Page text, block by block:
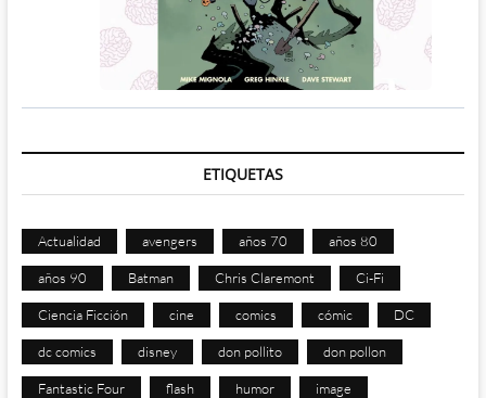
ETIQUETAS
Actualidad avengers años 70 años 80
años 90 Batman Chris Claremont Ci-Fi
Ciencia Ficción cine comics cómic DC
dc comics disney don pollito don pollon
Fantastic Four flash humor image